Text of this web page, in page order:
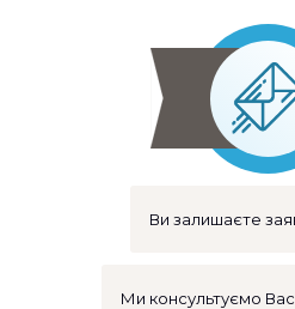
Ви залишаєте
Ми консультуємо